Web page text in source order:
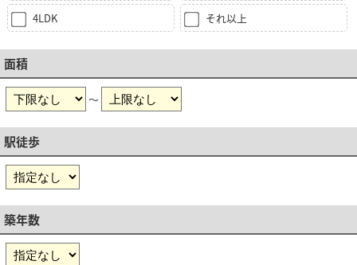
4LDK それ以上
面積
～
駅徒歩
築年数